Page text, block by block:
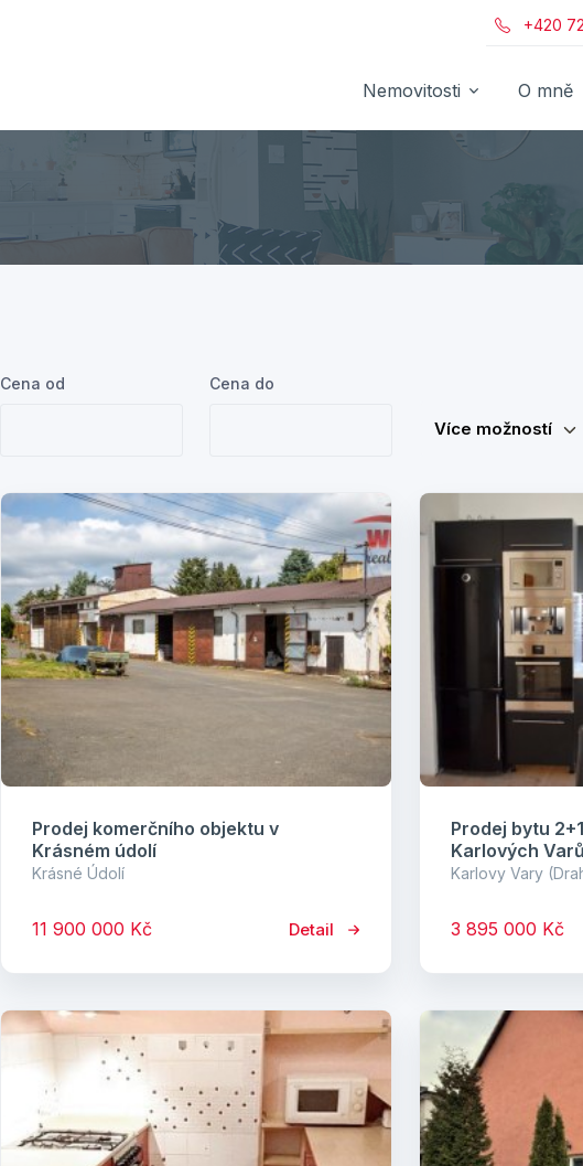
+420
Nemovitosti O mně
Cena od Cena do
Více možností
Prodej komerčního objektu v
Krásném údolí
Krásné Údolí
11 900 000 Kč Detail
Prodej bytu
Karlových Varů
Karlovy Vary
3 895 000 Kč